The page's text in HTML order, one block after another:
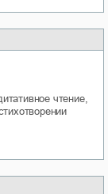
чтение,